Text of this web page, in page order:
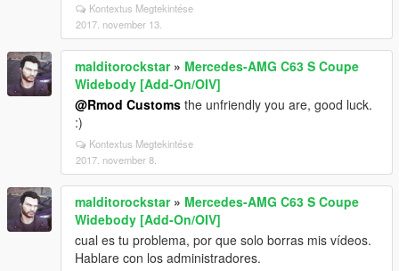
Kontextus Megtekintése
2017. november 13.
malditorockstar» Mercedes-AMG C63 S Coupe
Widebody [Add-On/OIV]
@Rmod Customs the unfriendly you are, good luck.
:)
Kontextus Megtekintése
2017. november 8.
malditorockstar» Mercedes-AMG C63 S Coupe
Widebody [Add-On/OIV]
cual es tu problema, por que solo borras mis vídeos.
Hablare con los administradores.